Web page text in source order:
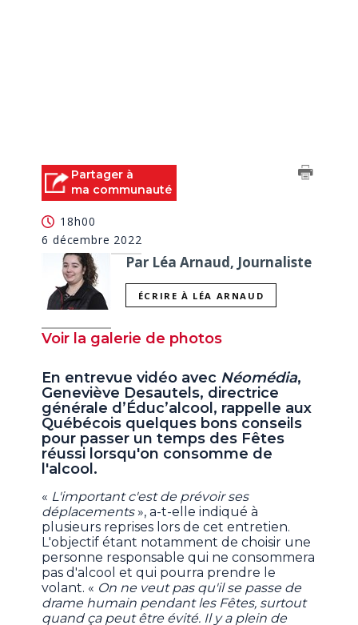
Partager à
ma communauté
18h00
6 décembre 2022
Par Léa Arnaud, Journaliste
ÉCRIRE À LÉA ARNAUD
Voir la galerie de photos
En entrevue vidéo avec Néomédia,
Geneviève Desautels, directrice
générale d’Éduc’alcool, rappelle aux
Québécois quelques bons conseils
pour passer un temps des Fêtes
réussi lorsqu'on consomme de
l'alcool.
« L'important c'est de prévoir ses
déplacements», a-t-elle indiqué à
plusieurs reprises lors de cet entretien.
L'objectif étant notamment de choisir une
personne responsable qui ne consommera
pas d'alcool et qui pourra prendre le
volant. « On ne veut pas qu'il se passe de
drame humain pendant les Fêtes, surtout
quand ça peut être évité. Il y a plein de